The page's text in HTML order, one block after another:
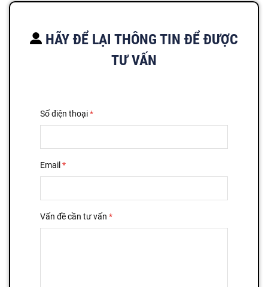
HÃY ĐỂ LẠI THÔNG TIN ĐỂ ĐƯỢC
TƯ VẤN